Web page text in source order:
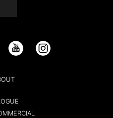
YouTube Instagram